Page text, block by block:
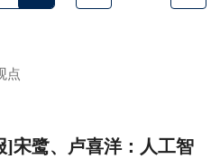
点
]宋鹭、卢喜洋：人工智